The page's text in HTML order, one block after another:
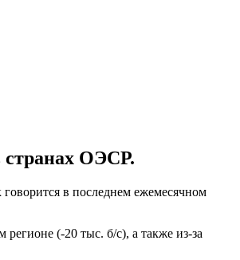
странах ОЭСР.
в последнем ежемесячном
(-20 тыс. б/с), а также из-за